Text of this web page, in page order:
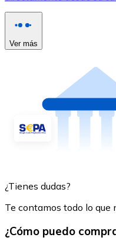
Ver más
¿Tienes dudas?
Te contamos todo lo que
¿Cómo puedo